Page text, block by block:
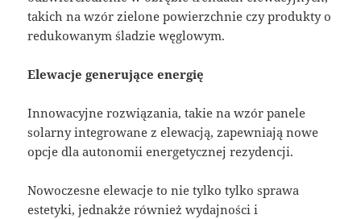
takich na wzór zielone powierzchnie czy produkty o
redukowanym śladzie węglowym.
Elewacje generujące energię
Innowacyjne rozwiązania, takie na wzór panele
solarny integrowane z elewacją, zapewniają nowe
opcje dla autonomii energetycznej rezydencji.
Nowoczesne elewacje to nie tylko tylko sprawa
estetyki, jednakże również wydajności i